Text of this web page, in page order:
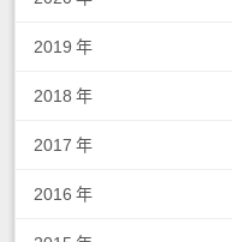
2019 年
2018 年
2017 年
2016 年